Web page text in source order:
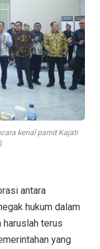
kenal pamit Kajati
antara
hukum dalam
haruslah terus
yang